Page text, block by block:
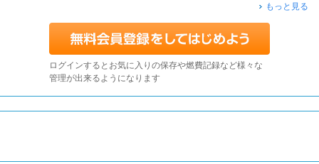
もっと見る
ログインするとお気に入りの保存や燃費記録など様々な
管理が出来るようになります